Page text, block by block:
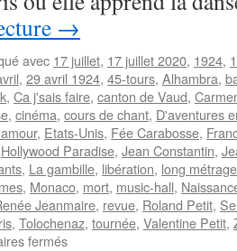
→
avec 17 juillet, 17 juillet 2020, 1924,
, 29 avril 1924, 45-tours, Alhambra,
, Ca j'sais faire, canton de Vaud,
, cinéma, cours de chant, D'aventures
, Etats-Unis, Fée Carabosse,
Hollywood Paradise, Jean Constantin,
, La gambille, libération, long métrage
, Monaco, mort, music-hall,
Jeanmaire, revue, Roland Petit,
, Tolochenaz, tournée, Valentine Petit,
ferméssur